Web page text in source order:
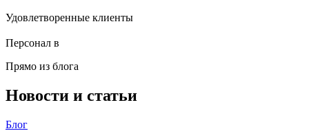
Удовлетворенные клиенты
Персонал в
Прямо из блога
Новости и статьи
Блог